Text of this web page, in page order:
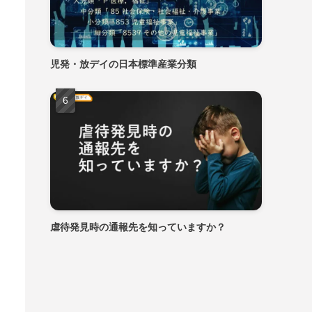
児発・放デイの日本標準産業分類
虐待発見時の通報先を知っていますか？